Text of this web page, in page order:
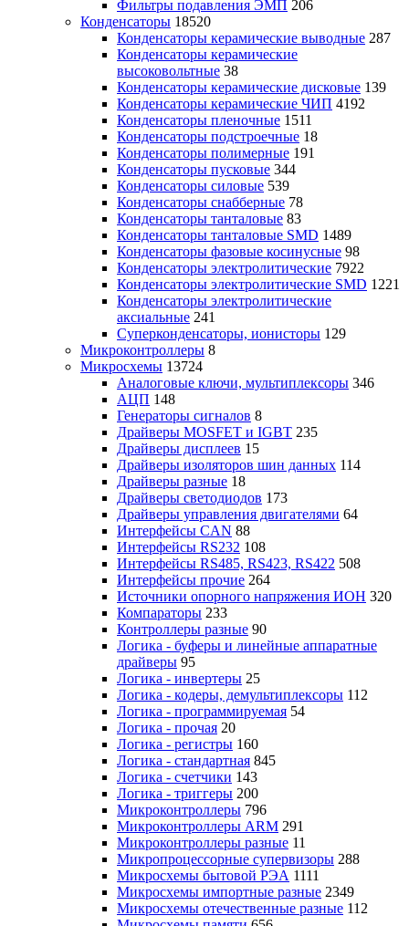
Фильтры подавления ЭМП 206
Конденсаторы 18520
Конденсаторы керамические выводные 287
Конденсаторы керамические
высоковольтные 38
Конденсаторы керамические дисковые 139
Конденсаторы керамические ЧИП 4192
Конденсаторы пленочные 1511
Конденсаторы подстроечные 18
Конденсаторы полимерные 191
Конденсаторы пусковые 344
Конденсаторы силовые 539
Конденсаторы снабберные 78
Конденсаторы танталовые 83
Конденсаторы танталовые SMD 1489
Конденсаторы фазовые косинусные 98
Конденсаторы электролитические 7922
Конденсаторы электролитические SMD 1221
Конденсаторы электролитические
аксиальные 241
Суперконденсаторы, ионисторы 129
Микроконтроллеры 8
Микросхемы 13724
Аналоговые ключи, мультиплексоры 346
АЦП 148
Генераторы сигналов 8
Драйверы MOSFET и IGBT 235
Драйверы дисплеев 15
Драйверы изоляторов шин данных 114
Драйверы разные 18
Драйверы светодиодов 173
Драйверы управления двигателями 64
Интерфейсы CAN 88
Интерфейсы RS232 108
Интерфейсы RS485, RS423, RS422 508
Интерфейсы прочие 264
Источники опорного напряжения ИОН 320
Компараторы 233
Контроллеры разные 90
Логика - буферы и линейные аппаратные
драйверы 95
Логика - инвертеры 25
Логика - кодеры, демультиплексоры 112
Логика - программируемая 54
Логика - прочая 20
Логика - регистры 160
Логика - стандартная 845
Логика - счетчики 143
Логика - триггеры 200
Микроконтроллеры 796
Микроконтроллеры ARM 291
Микроконтроллеры разные 11
Микропроцессорные супервизоры 288
Микросхемы бытовой РЭА 1111
Микросхемы импортные разные 2349
Микросхемы отечественные разные 112